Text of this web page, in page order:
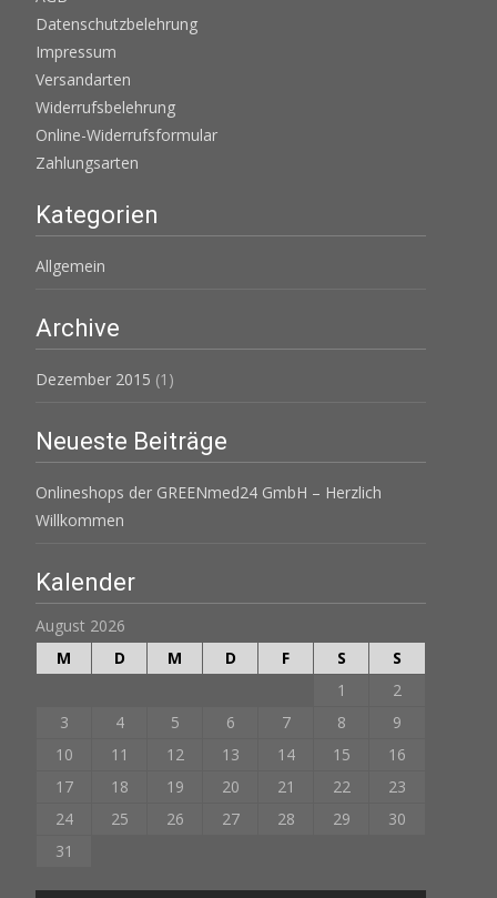
Datenschutzbelehrung
Impressum
Versandarten
Widerrufsbelehrung
Online-Widerrufsformular
Zahlungsarten
Kategorien
Allgemein
Archive
Dezember 2015 (1)
Neueste Beiträge
Onlineshops der GREENmed24 GmbH – Herzlich
Willkommen
Kalender
August 2026
M
D M D F S
S
1
2
3
4 5 6 7 8
9
10
11 12 13 14 15
16
17
18 19 20 21 22
23
24
25 26 27 28 29
30
31